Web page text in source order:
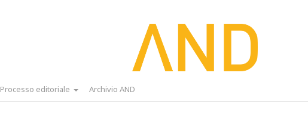
Processo editoriale Archivio AND